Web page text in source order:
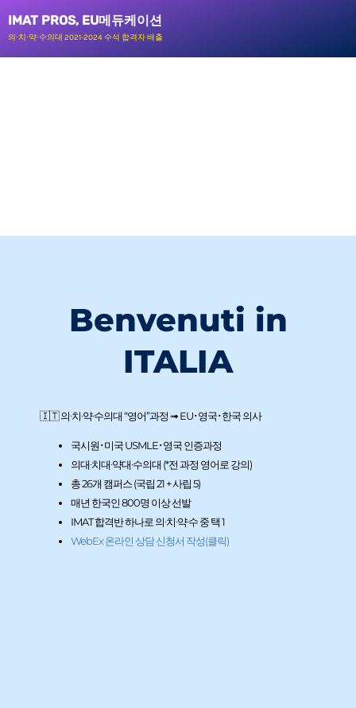
콘
텐
츠
IMAT PROS, EU메듀케이션
의∙치∙약∙수의대 2021-2024 수석 합격자 배출
Benvenuti in
ITALIA
🇮🇹 의∙치∙약∙수의대 “영어”과정 ➟ EU･영국･한국 의사
국시원･미국 USMLE･영국 인증과정
의대∙치대∙약대∙수의대 (*전 과정 영어로 강의)
총 26개 캠퍼스 (국립 21 + 사립 5)
매년 한국인 800명 이상 선발
IMAT 합격반 하나로 의∙치∙약∙수 중 택 1
WebEx 온라인 상담 신청서 작성(클릭)